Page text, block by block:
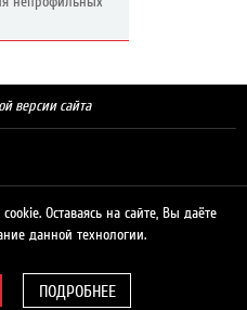
версии сайта
Оставаясь на сайте, Вы даёте
данной технологии.
ПОДРОБНЕЕ